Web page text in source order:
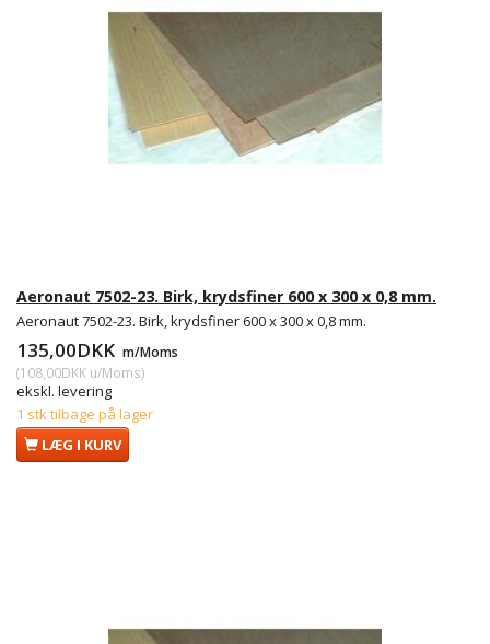
Aeronaut 7502-23. Birk, krydsfiner 600 x 300 x 0,8 mm.
Aeronaut 7502-23. Birk, krydsfiner 600 x 300 x 0,8 mm.
135,00DKK m/Moms
(108,00DKK u/Moms)
ekskl. levering
1 stk tilbage på lager
LÆG I KURV